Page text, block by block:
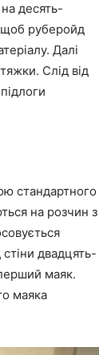
десять-
щоб руберойд
Далі
Слід від
стандартного
на розчин з
стіни двадцять-
перший маяк.
маяка